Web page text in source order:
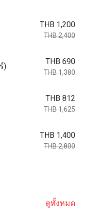
THB 1,200
THB 2,400
)
THB 690
THB 1,380
THB 812
THB 1,625
THB 1,400
THB 2,800
ดูทั้งหมด